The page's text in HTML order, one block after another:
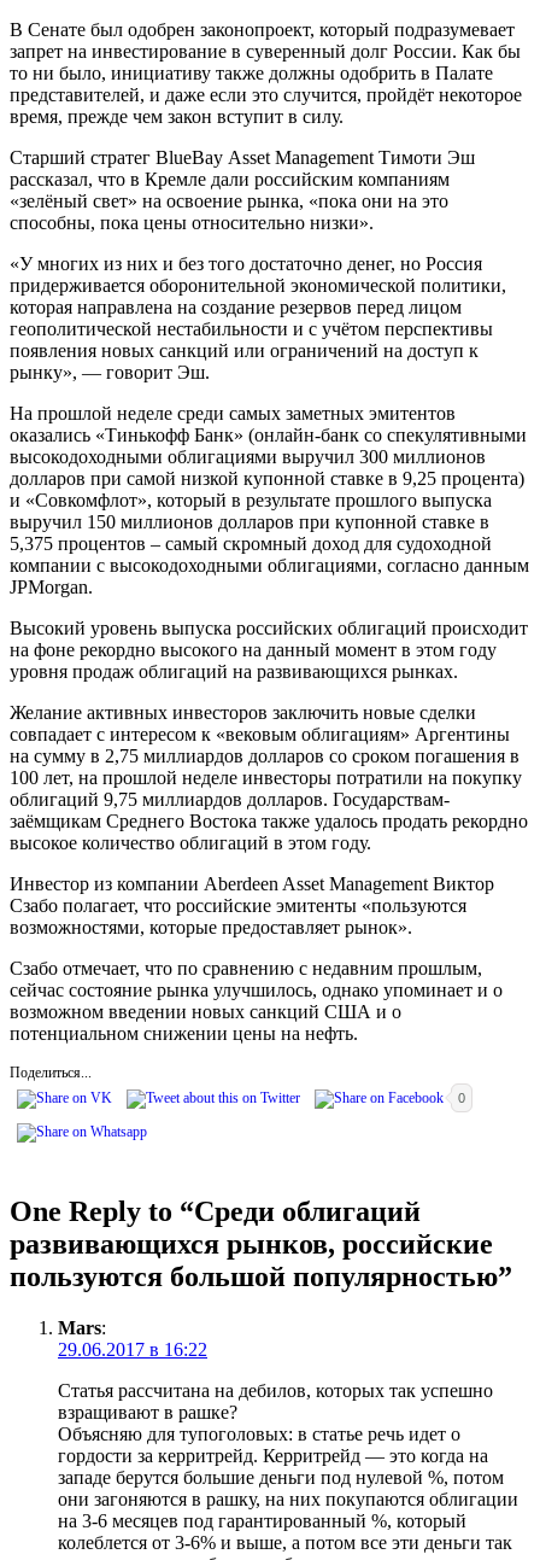
В Сенате был одобрен законопроект, который подразумевает
запрет на инвестирование в суверенный долг России. Как бы
то ни было, инициативу также должны одобрить в Палате
представителей, и даже если это случится, пройдёт некоторое
время, прежде чем закон вступит в силу.
Старший стратег BlueBay Asset Management Тимоти Эш
рассказал, что в Кремле дали российским компаниям
«зелёный свет» на освоение рынка, «пока они на это
способны, пока цены относительно низки».
«У многих из них и без того достаточно денег, но Россия
придерживается оборонительной экономической политики,
которая направлена на создание резервов перед лицом
геополитической нестабильности и с учётом перспективы
появления новых санкций или ограничений на доступ к
рынку», — говорит Эш.
На прошлой неделе среди самых заметных эмитентов
оказались «Тинькофф Банк» (онлайн-банк со спекулятивными
высокодоходными облигациями выручил 300 миллионов
долларов при самой низкой купонной ставке в 9,25 процента)
и «Совкомфлот», который в результате прошлого выпуска
выручил 150 миллионов долларов при купонной ставке в
5,375 процентов – самый скромный доход для судоходной
компании с высокодоходными облигациями, согласно данным
JPMorgan.
Высокий уровень выпуска российских облигаций происходит
на фоне рекордно высокого на данный момент в этом году
уровня продаж облигаций на развивающихся рынках.
Желание активных инвесторов заключить новые сделки
совпадает с интересом к «вековым облигациям» Аргентины
на сумму в 2,75 миллиардов долларов со сроком погашения в
100 лет, на прошлой неделе инвесторы потратили на покупку
облигаций 9,75 миллиардов долларов. Государствам-
заёмщикам Среднего Востока также удалось продать рекордно
высокое количество облигаций в этом году.
Инвестор из компании Aberdeen Asset Management Виктор
Сзабо полагает, что российские эмитенты «пользуются
возможностями, которые предоставляет рынок».
Сзабо отмечает, что по сравнению с недавним прошлым,
сейчас состояние рынка улучшилось, однако упоминает и о
возможном введении новых санкций США и о
потенциальном снижении цены на нефть.
Поделиться...
0
One Reply to “Среди облигаций
развивающихся рынков, российские
пользуются большой популярностью”
Mars:
29.06.2017 в 16:22
Статья рассчитана на дебилов, которых так успешно
взращивают в рашке?
Объясняю для тупоголовых: в статье речь идет о
гордости за керритрейд. Керритрейд — это когда на
западе берутся большие деньги под нулевой %, потом
они загоняются в рашку, на них покупаются облигации
на 3-6 месяцев под гарантированный %, который
колеблется от 3-6% и выше, а потом все эти деньги так